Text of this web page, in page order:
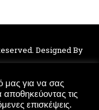
Designed By
μας για να σας
αποθηκεύοντας τις
επισκέψεις.